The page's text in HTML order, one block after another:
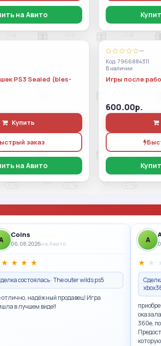
на Авито
PS3 Sealed (bles-
Купить
заказ
на Авито
—
Код: 7966884311
В наличии
Игры после
600.00р.
Coins
06.08.2026на Авито
★ ★ ★ ★
состоялась · The outer wilds ps5
отлично, надёжный продавец! Игра
в лучшем виде!!
A
★ ★
360e,